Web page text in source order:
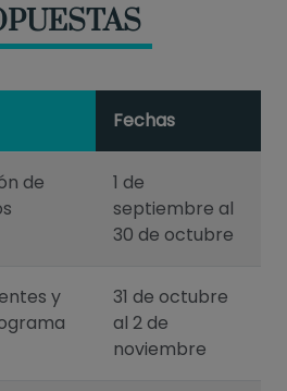
Fechas
de
1 de
septiembre al
30 de octubre
y
31 de octubre
al 2 de
noviembre